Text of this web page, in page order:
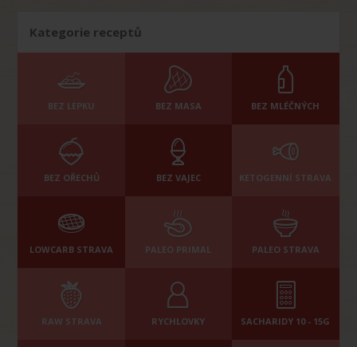
Kategorie receptů
BEZ LEPKU BEZ MASA BEZ MLÉČNÝCH
BEZ OŘECHŮ BEZ VAJEC KETOGENNÍ STRAVA
LOWCARB STRAVA PALEO PRIMAL PALEO STRAVA
RAW STRAVA RYCHLOVKY SACHARIDY 10 - 15G